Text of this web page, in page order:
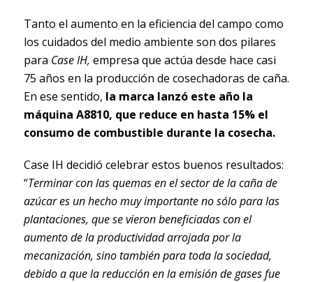
Tanto el aumento en la eficiencia del campo como
los cuidados del medio ambiente son dos pilares
para Case IH, empresa que actúa desde hace casi
75 años en la producción de cosechadoras de caña.
En ese sentido, la marca lanzó este año la
máquina A8810, que reduce en hasta 15% el
consumo de combustible durante la cosecha.
Case IH decidió celebrar estos buenos resultados:
“Terminar con las quemas en el sector de la caña de
azúcar es un hecho muy importante no sólo para las
plantaciones, que se vieron beneficiadas con el
aumento de la productividad arrojada por la
mecanización, sino también para toda la sociedad,
debido a que la reducción en la emisión de gases fue